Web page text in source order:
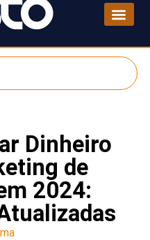
Dinheiro
de
2024: